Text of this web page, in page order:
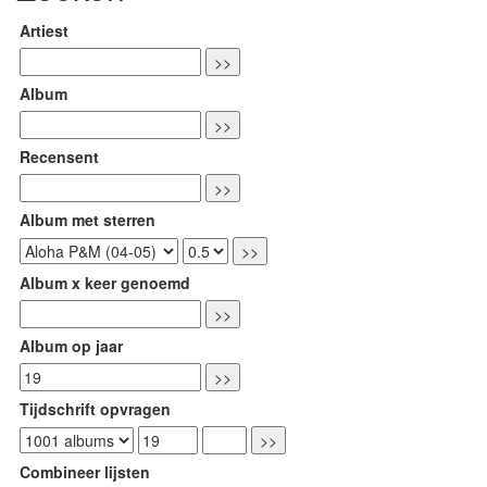
Artiest
Album
Recensent
Album met sterren
Album x keer genoemd
Album op jaar
Tijdschrift opvragen
Combineer lijsten